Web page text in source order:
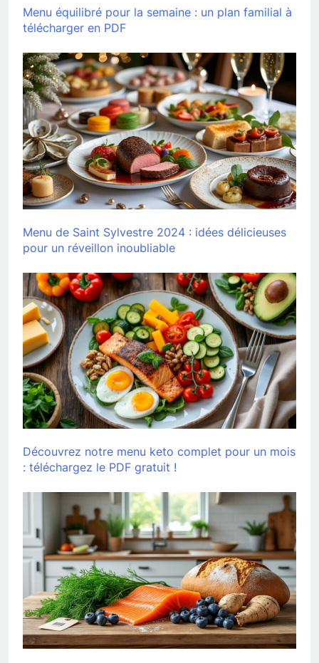
Menu équilibré pour la semaine : un plan familial à
télécharger en PDF
Menu de Saint Sylvestre 2024 : idées délicieuses
pour un réveillon inoubliable
Découvrez notre menu keto complet pour un mois
: téléchargez le PDF gratuit !